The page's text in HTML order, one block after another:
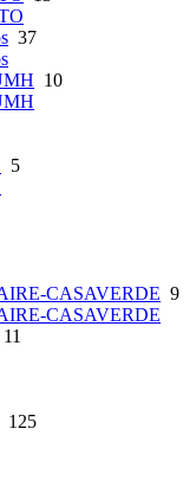
37
10
5
CASAVERDE 9
CASAVERDE
11
125